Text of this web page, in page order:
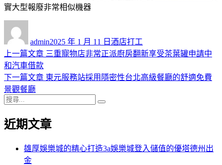
實大型報廢非常相似機器
admin佈
日
2025 年 1 月 11 日 類
酒店打工
文
章
導
覽
上一篇文章 上
篇
三重寵物店非常正派廚房翻新享受茶葉罐申請中
和汽車借款
下一篇文章 下
章:
東元服務站採用隱密性台北高級餐廳的舒適免費
景觀餐廳
搜
關
近期文章
雄厚娛樂城的精心打造3a娛樂城登入儲值的優塔德州出
金